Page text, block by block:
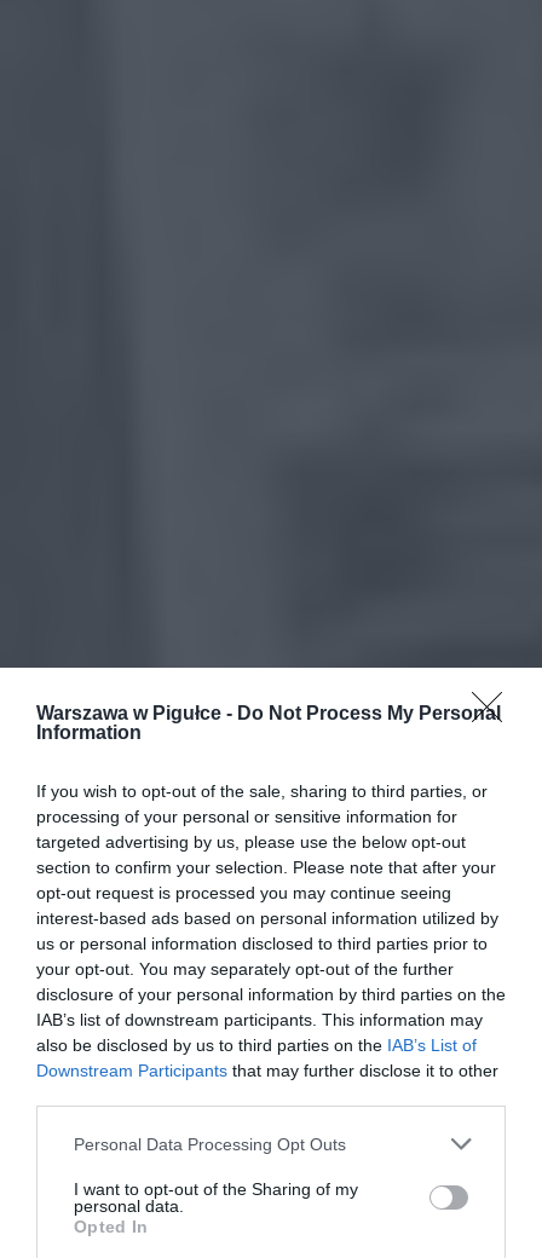
Warszawa w Pigułce - Do Not Process My Personal
Information
If you wish to opt-out of the sale, sharing to third parties, or
processing of your personal or sensitive information for
targeted advertising by us, please use the below opt-out
section to confirm your selection. Please note that after your
opt-out request is processed you may continue seeing
interest-based ads based on personal information utilized by
us or personal information disclosed to third parties prior to
your opt-out. You may separately opt-out of the further
disclosure of your personal information by third parties on the
IAB’s list of downstream participants. This information may
also be disclosed by us to third parties on the IAB’s List of
Downstream Participants that may further disclose it to other
Personal Data Processing Opt Outs
I want to opt-out of the Sharing of my
personal data.
Opted In